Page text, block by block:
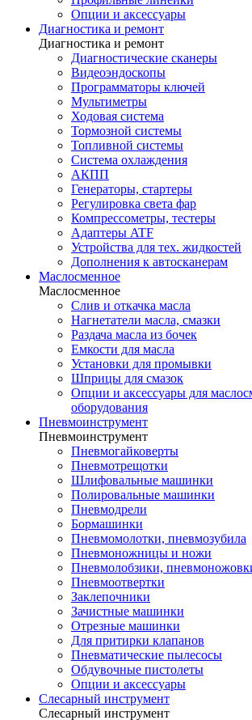
Опции и аксессуары
Диагностика и ремонт
Диагностика и ремонт
Диагностические сканеры
Видеоэндоскопы
Программаторы ключей
Мультиметры
Ходовая система
Тормозной системы
Топливной системы
Система охлаждения
АКПП
Генераторы, стартеры
Регулировка света фар
Компрессометры, тестеры
Адаптеры ATF
Устройства для тех. жидкостей
Дополнения к автосканерам
Маслосменное
Маслосменное
Слив и откачка масла
Нагнетатели масла, смазки
Раздача масла из бочек
Емкости для масла
Установки для промывки
Шприцы для смазок
Опции и аксессуары для
оборудования
Пневмоинструмент
Пневмоинструмент
Пневмогайковерты
Пневмотрещотки
Шлифовальные машинки
Полировальные машинки
Пневмодрели
Бормашинки
Пневмомолотки, пневмозубила
Пневмоножницы и ножи
Пневмолобзики,
Пневмоотвертки
Заклепочники
Зачистные машинки
Отрезные машинки
Для притирки клапанов
Пневматические пылесосы
Обдувочные пистолеты
Опции и аксессуары
Слесарный инструмент
Слесарный инструмент